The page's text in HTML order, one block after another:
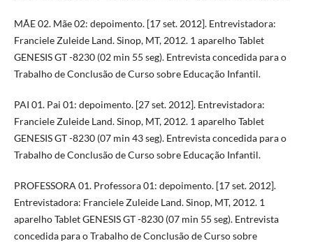
MÃE 02. Mãe 02: depoimento. [17 set. 2012]. Entrevistadora:
Franciele Zuleide Land. Sinop, MT, 2012. 1 aparelho Tablet
GENESIS GT -8230 (02 min 55 seg). Entrevista concedida para o
Trabalho de Conclusão de Curso sobre Educação Infantil.
PAI 01. Pai 01: depoimento. [27 set. 2012]. Entrevistadora:
Franciele Zuleide Land. Sinop, MT, 2012. 1 aparelho Tablet
GENESIS GT -8230 (07 min 43 seg). Entrevista concedida para o
Trabalho de Conclusão de Curso sobre Educação Infantil.
PROFESSORA 01. Professora 01: depoimento. [17 set. 2012].
Entrevistadora: Franciele Zuleide Land. Sinop, MT, 2012. 1
aparelho Tablet GENESIS GT -8230 (07 min 55 seg). Entrevista
concedida para o Trabalho de Conclusão de Curso sobre